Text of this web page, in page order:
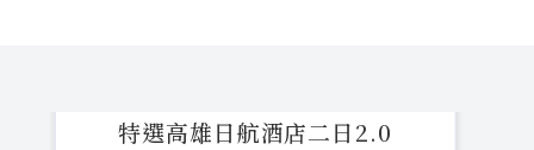
特選高雄日航酒店二日2.0